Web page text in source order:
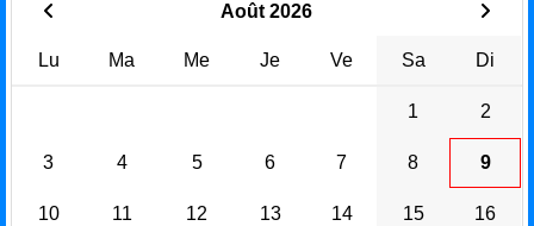
Août 2026
Lu Ma Me Je Ve Sa Di
1 2
3 4 5 6 7 8 9
10 11 12 13 14 15 16